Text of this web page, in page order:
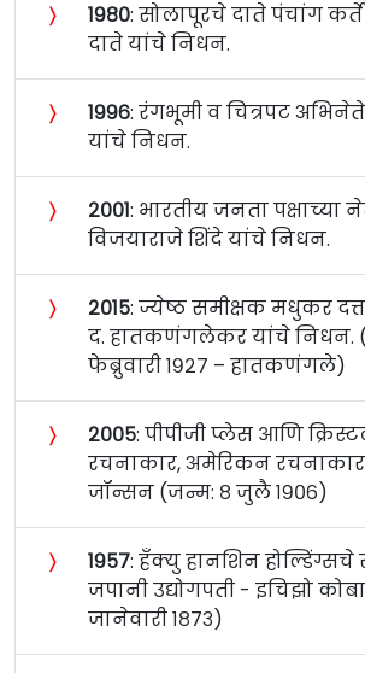
〉 १९८०: सोलापूरचे दाते पंचांग कर्ते
दाते यांचे निधन.
〉 १९९६: रंगभूमी व चित्रपट
यांचे निधन.
〉 २००१: भारतीय जनता पक्षाच्या
विजयाराजे शिंदे यांचे निधन.
〉 २०१५: ज्येष्ठ समीक्षक मधुकर
द. हातकणंगलेकर यांचे निधन.
फेब्रुवारी १९२७ – हातकणंगले)
〉 २००५: पीपीजी प्लेस आणि
रचनाकार, अमेरिकन
जॉन्सन (जन्म: ८ जुलै १९०६)
〉 १९५७: हँक्यु हानशिन
जपानी उद्योगपती - इचिझो
जानेवारी १८७३)